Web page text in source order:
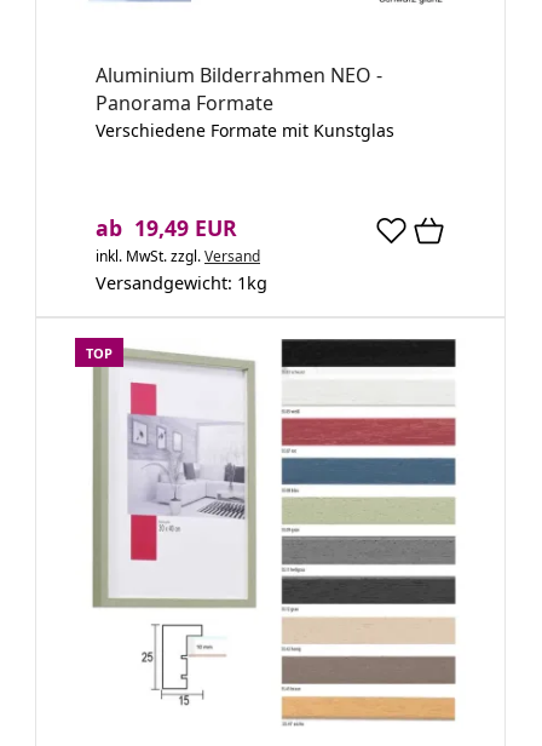
Aluminium Bilderrahmen NEO -
Panorama Formate
Verschiedene Formate mit Kunstglas
ab 19,49 EUR
inkl. MwSt.zzgl.Versand
Versandgewicht: 1kg
TOP